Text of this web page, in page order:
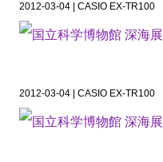
2012-03-04 | CASIO EX-TR100
2012-03-04 | CASIO EX-TR100